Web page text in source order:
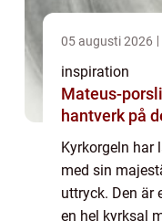
05 augusti 2026
inspiration
Mateus-
hantverk på
Kyrkorgeln har
med sin
uttryck. Den är
en hel kyrksal